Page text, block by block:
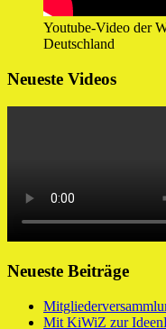
Youtube-Video der
Deutschland
Neueste Videos
Neueste Beiträge
Mit KiWiZ zur